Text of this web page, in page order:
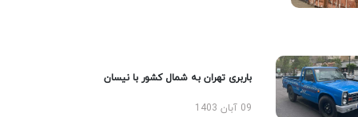
باربری تهران به شمال کشور با نیسان
09 آبان 1403